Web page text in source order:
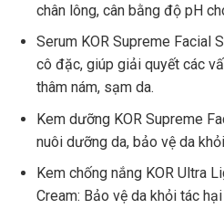
chân lông, cân bằng độ pH
Serum KOR Supreme Facial
cô đặc, giúp giải quyết các
thâm nám, sạm da.
Kem dưỡng KOR Supreme
nuôi dưỡng da, bảo vệ da
Kem chống nắng KOR Ultra
Cream: Bảo vệ da khỏi tác